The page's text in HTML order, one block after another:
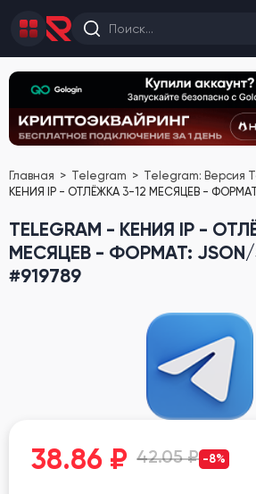
Главная Telegram Telegram: Версия
КЕНИЯ IP - ОТЛЁЖКА 3-12 МЕСЯЦЕВ - ФОРМАТ:
TELEGRAM - КЕНИЯ IP -
МЕСЯЦЕВ - ФОРМАТ: JSON/
#919789
38.86 ₽ 42.05 ₽ -8%